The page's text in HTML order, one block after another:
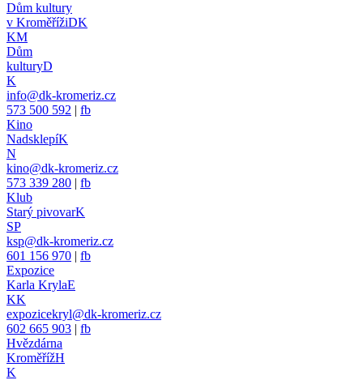
Dům kultury
v KroměřížiDK
KM
Dům
kulturyD
K
info@dk-kromeriz.cz
573 500 592 | fb
Kino
NadsklepíK
N
kino@dk-kromeriz.cz
573 339 280 | fb
Klub
Starý pivovarK
SP
ksp@dk-kromeriz.cz
601 156 970 | fb
Expozice
Karla KrylaE
KK
expozicekryl@dk-kromeriz.cz
602 665 903 | fb
Hvězdárna
KroměřížH
K